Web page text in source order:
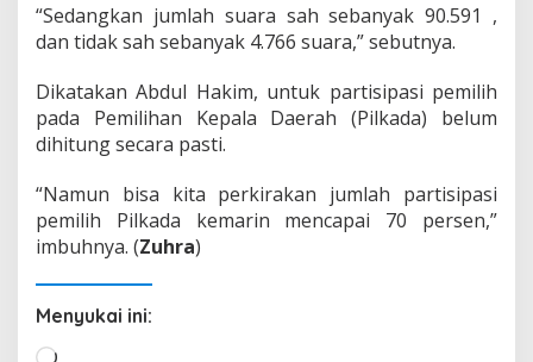
“Sedangkan jumlah suara sah sebanyak 90.591 ,
dan tidak sah sebanyak 4.766 suara,” sebutnya.
Dikatakan Abdul Hakim, untuk partisipasi pemilih
pada Pemilihan Kepala Daerah (Pilkada) belum
dihitung secara pasti.
“Namun bisa kita perkirakan jumlah partisipasi
pemilih Pilkada kemarin mencapai 70 persen,”
imbuhnya. (Zuhra)
Menyukai ini: